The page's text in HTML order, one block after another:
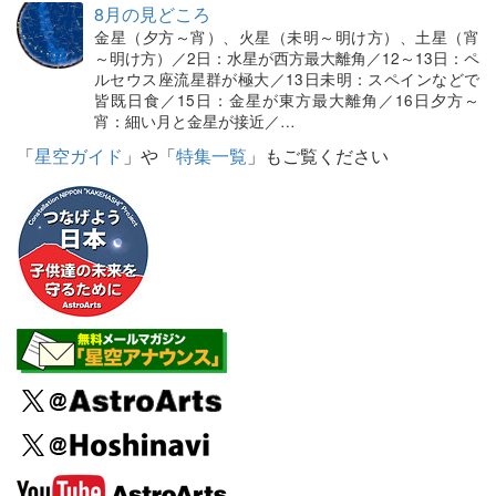
8月の見どころ
金星（夕方～宵）、火星（未明～明け方）、土星（宵
～明け方）／2日：水星が西方最大離角／12～13日：ペ
ルセウス座流星群が極大／13日未明：スペインなどで
皆既日食／15日：金星が東方最大離角／16日夕方～
宵：細い月と金星が接近／…
「星空ガイド 」や「特集一覧 」もご覧ください